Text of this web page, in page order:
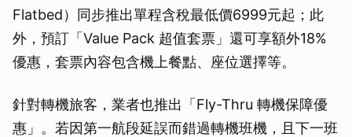
Flatbed）同步推出單程含稅最低價6999元起；此
外，預訂「Value Pack 超值套票」還可享額外18%
優惠，套票內容包含機上餐點、座位選擇等。
針對轉機旅客，業者也推出「Fly-Thru 轉機保障優
惠」。若因第一航段延誤而錯過轉機班機，且下一班